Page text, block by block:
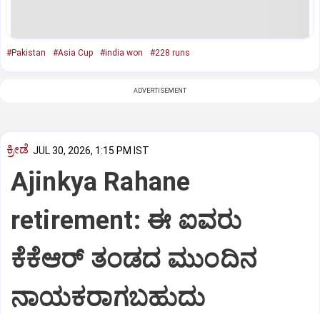
#Pakistan #Asia Cup #india won #228 runs
ADVERTISEMENT
ಕ್ರೀಡೆ JUL 30, 2026, 1:15 PM IST
Ajinkya Rahane
retirement: ಈ ಐವರು
ಕೆಕೆಆರ್ ತಂಡದ ಮುಂದಿನ
ನಾಯಕರಾಗಬಹುದು